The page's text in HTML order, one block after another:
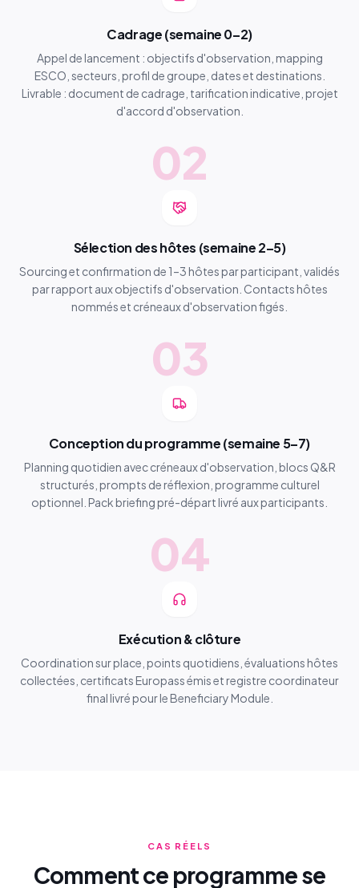
Cadrage (semaine 0–2)
Appel de lancement : objectifs d'observation, mapping
ESCO, secteurs, profil de groupe, dates et destinations.
Livrable : document de cadrage, tarification indicative, projet
d'accord d'observation.
02
Sélection des hôtes (semaine 2–5)
Sourcing et confirmation de 1–3 hôtes par participant, validés
par rapport aux objectifs d'observation. Contacts hôtes
nommés et créneaux d'observation figés.
03
Conception du programme (semaine 5–7)
Planning quotidien avec créneaux d'observation, blocs Q&R
structurés, prompts de réflexion, programme culturel
optionnel. Pack briefing pré-départ livré aux participants.
04
Exécution & clôture
Coordination sur place, points quotidiens, évaluations hôtes
collectées, certificats Europass émis et registre coordinateur
final livré pour le Beneficiary Module.
CAS RÉELS
Comment ce programme se